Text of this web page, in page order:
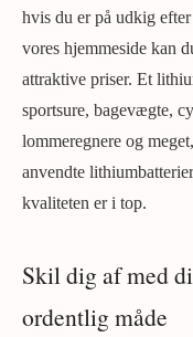
hvis du er på udkig
vores hjemmeside kan
attraktive priser. Et
sportsure, bagevægte,
lommeregnere og
anvendte
kvaliteten er i top.
Skil dig af med
ordentlig måde